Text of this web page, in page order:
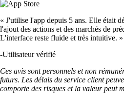
« J'utilise l'app depuis 5 ans. Elle était
l'ajout des actions et des marchés de
L'interface reste fluide et très intuitive. »
-Utilisateur vérifié
Ces avis sont personnels et non
futurs. Les délais du service client
comporte des risques et la valeur peut